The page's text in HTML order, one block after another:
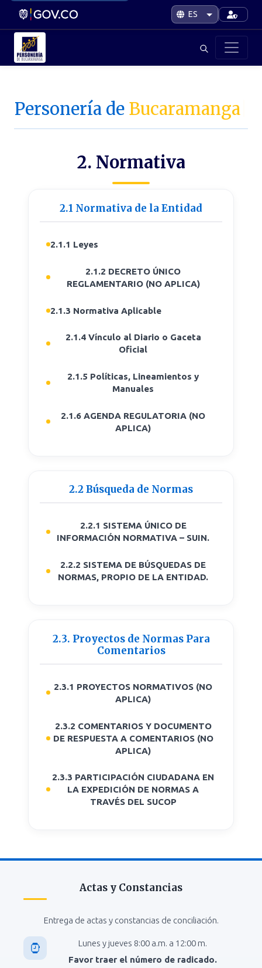
Personería de Bucaramanga
2. Normativa
2.1 Normativa de la Entidad
2.1.1 Leyes
2.1.2 DECRETO ÚNICO
REGLAMENTARIO (NO APLICA)
2.1.3 Normativa Aplicable
2.1.4 Vínculo al Diario o Gaceta
Oficial
2.1.5 Políticas, Lineamientos y
Manuales
2.1.6 AGENDA REGULATORIA (NO
APLICA)
2.2 Búsqueda de Normas
2.2.1 SISTEMA ÚNICO DE
INFORMACIÓN NORMATIVA – SUIN.
2.2.2 SISTEMA DE BÚSQUEDAS DE
NORMAS, PROPIO DE LA ENTIDAD.
2.3. Proyectos de Normas Para
Comentarios
2.3.1 PROYECTOS NORMATIVOS (NO
APLICA)
2.3.2 COMENTARIOS Y DOCUMENTO
DE RESPUESTA A COMENTARIOS (NO
APLICA)
2.3.3 PARTICIPACIÓN CIUDADANA EN
LA EXPEDICIÓN DE NORMAS A
TRAVÉS DEL SUCOP
Actas y Constancias
Entrega de actas y constancias de conciliación.
Lunes y jueves 8:00 a.m. a 12:00 m.
Favor traer el número de radicado.